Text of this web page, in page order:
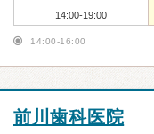
14:00-19:00
14:00-16:00
前川歯科医院